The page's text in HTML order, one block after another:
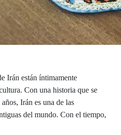
Irán están íntimamente
Con una historia que se
Irán es una de las
del mundo. Con el tiempo,